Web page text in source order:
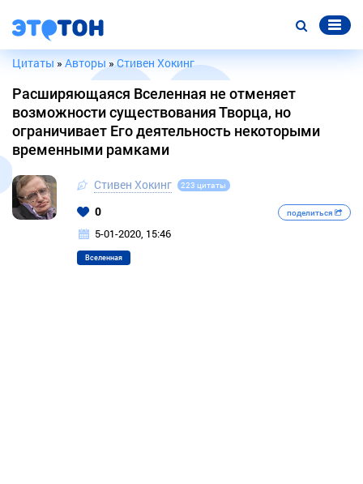
Цитаты » Авторы »Стивен Хокинг
Расширяющаяся Вселенная не отменяет
возможности существования Творца, но
ограничивает Его деятельность некоторыми
временными рамками
Стивен Хокинг 223 цитаты
0 поделиться
5-01-2020, 15:46
Вселенная